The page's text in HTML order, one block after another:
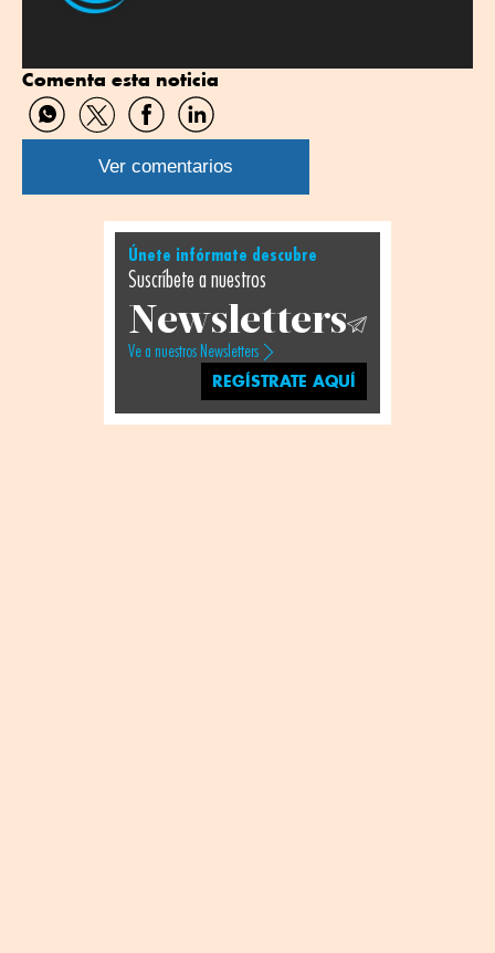
Comenta esta noticia
Compartir
por
WhatsApp
Compartir
por
Twitter
Compartir
por
Facebook
Compartir
por
Linkedin
Ver comentarios
Únete infórmate descubre
Suscríbete a nuestros
Newsletters
Ve a nuestros Newsletters
REGÍSTRATE AQUÍ